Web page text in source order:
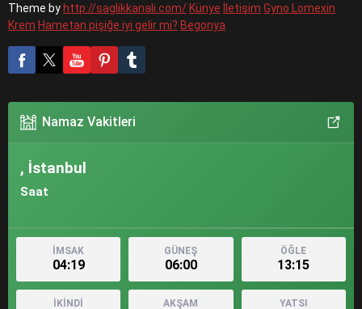
Theme by http://saglikkanali.com/ Künye İletişim Gyno Lomexin
Krem Hametan pişiğe iyi gelir mi? Begonya
Namaz Vakitleri
, İstanbul
Saat
İMSAK
04:19
GÜNEŞ
06:00
ÖĞLE
13:15
İKİNDİ AKŞAM YATSI